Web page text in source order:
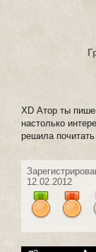
XD Атор ты
настолько
решила
12.02.2012